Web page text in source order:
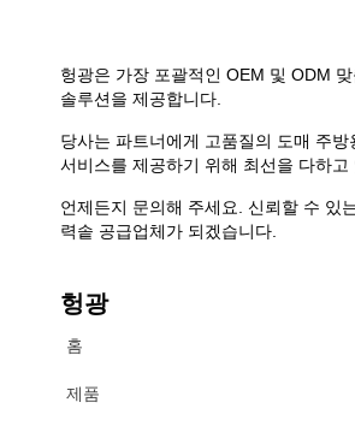
헝광은 가장 포괄적인 OEM 및 ODM
솔루션을 제공합니다.
당사는 파트너에게 고품질의 도매 주방
서비스를 제공하기 위해 최선을 다하고
언제든지 문의해 주세요. 신뢰할 수 있
력솥 공급업체가 되겠습니다.
헝광
홈
제품